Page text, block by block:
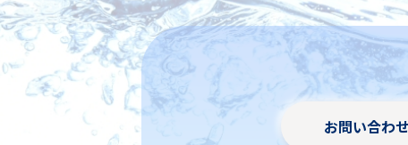
お問い合わ